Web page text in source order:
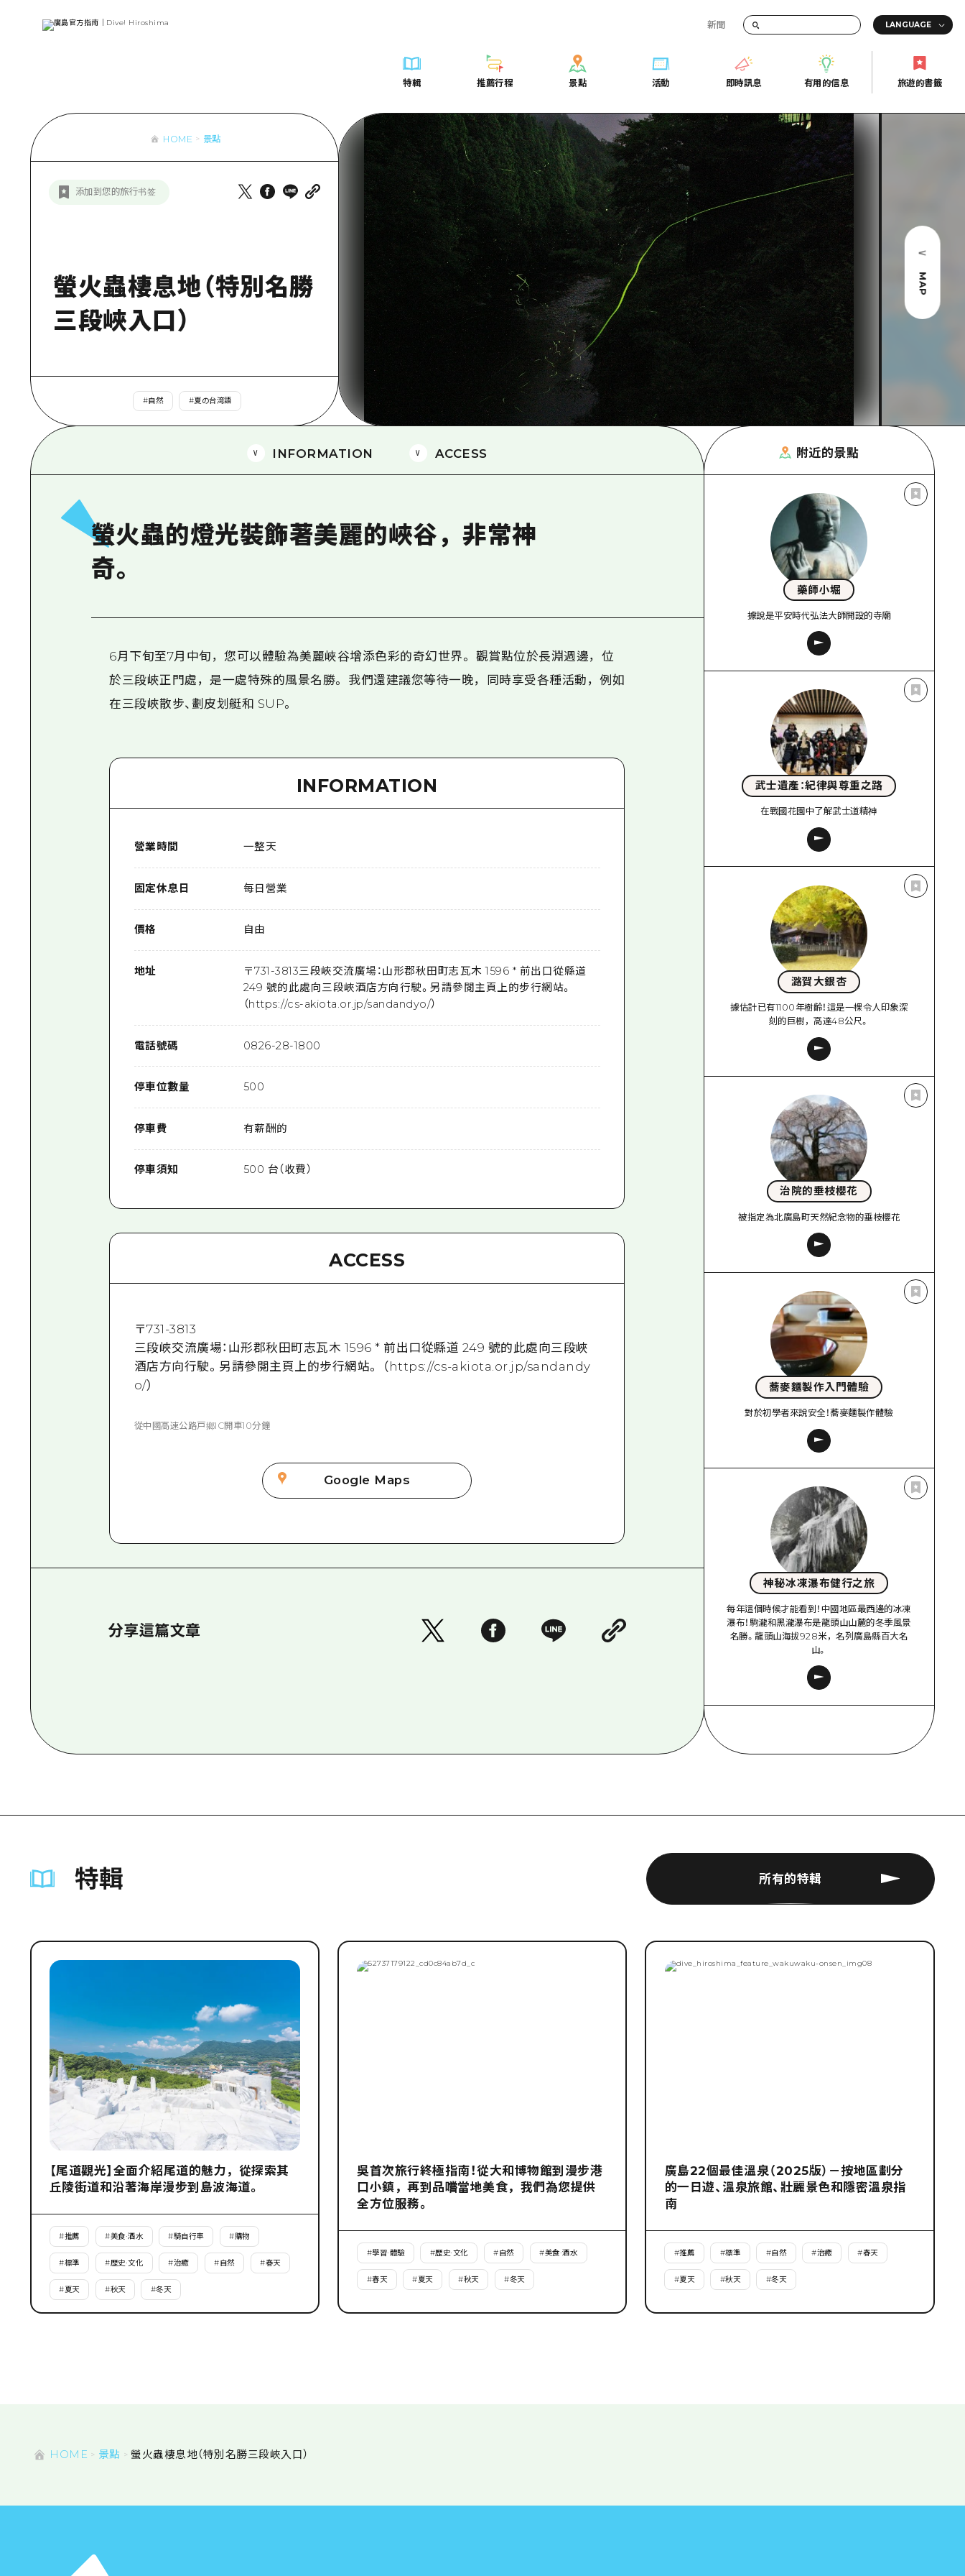
新聞
特輯
藝術
騎自行車
購物
運動
夜晚生活
世界遺產
學習·體驗
標準
歷史·文化
治癒
自然
推薦行程
Dive! Hiroshima 官方向導
廣島市內
安芸
答對了
美北
藝北
宮島周邊
短途旅行
半天
一日遊
1晚2天
2晚3天
景點
列表
廣島市內
安芸
答對了
美北
宮島周邊
東山口
愛媛
島根
活動
即時訊息
有用的信息
列表
存取
輔助流量摘要
設施擁堵
超值遊覽門票
行李寄存及運送服務
廣島好客通行證
廣島免費 Wi-Fi
面向外國遊客的街角旅遊信息中心
志願者指南
廣島視頻
常見問題
災難發生期間的交通資訊
廣島縣觀光宣傳冊
旅遊的書籤
美食·酒水 世界遺產
歷史·文化
自然
Dive! Hiroshima 官方向導
藝北
宮島周邊
東山口
2晚3天
美北
藝北
宮島周邊
東山口
愛媛
島根
超值遊覽門票
行李寄存及運送服務
廣島免費 Wi-Fi
面向外國遊客的街角旅遊信息中心
廣島視頻
災難發生期間的交通資訊
HOME 景點
添加到您的旅行书签
螢火蟲棲息地（特別名勝
三段峽入口）
#自然 #夏の台湾語
MAP
INFORMATION ACCESS
螢火蟲的燈光裝飾著美麗的峽谷，非常神
奇。
6月下旬至7月中旬，您可以體驗為美麗峽谷增添色彩的奇幻世界。 觀賞點位於長淵週邊，位
於三段峽正門處，是一處特殊的風景名勝。 我們還建議您等待一晚，同時享受各種活動，例如
在三段峽散步、劃皮划艇和 SUP。
INFORMATION
營業時間 一整天
固定休息日 每日營業
價格 自由
地址 〒731-3813三段峽交流廣場：山形郡秋田町志瓦木 1596 * 前出口從縣道
249 號的此處向三段峽酒店方向行駛。另請參閱主頁上的步行網站。
（https://cs-akiota.or.jp/sandandyo/）
電話號碼 0826-28-1800
停車位數量 500
停車費 有薪酬的
停車須知 500 台（收費）
ACCESS
〒731-3813
三段峽交流廣場：山形郡秋田町志瓦木 1596 * 前出口從縣道 249 號的此處向三段峽
酒店方向行駛。另請參閱主頁上的步行網站。 （https://cs-akiota.or.jp/sandandy
o/）
從中國高速公路戸鄉IC開車10分鐘
Google Maps
分享這篇文章
附近的景點
藥師小堀
據說是平安時代弘法大師開設的寺廟
武士遺產：紀律與尊重之路
在戰國花園中了解武士道精神
潞賀大銀杏
據估計已有1100年樹齡！這是一棵令人印象深
刻的巨樹，高達48公尺。
治院的垂枝櫻花
被指定為北廣島町天然紀念物的垂枝櫻花
蕎麥麵製作入門體驗
對於初學者來說安全！蕎麥麵製作體驗
神秘冰凍瀑布健行之旅
每年這個時候才能看到！中國地區最西邊的冰凍
瀑布！駒瀧和黑瀧瀑布是龍頭山山麓的冬季風景
名勝。龍頭山海拔928米，名列廣島縣百大名
山。
特輯 所有的特輯
【尾道觀光】全面介紹尾道的魅力，從探索其
丘陵街道和沿著海岸漫步到島波海道。
#推薦 #美食·酒水 #騎自行車 #購物
#標準 #歷史·文化 #治癒 #自然 #春天
#夏天 #秋天 #冬天
吳首次旅行終極指南！從大和博物館到漫步港
口小鎮，再到品嚐當地美食，我們為您提供
全方位服務。
#學習·體驗 #歷史·文化 #自然 #美食·酒水
#春天 #夏天 #秋天 #冬天
廣島22個最佳溫泉（2025版）－按地區劃分
的一日遊、溫泉旅館、壯麗景色和隱密溫泉指
南
#推薦 #標準 #自然 #治癒 #春天
#夏天 #秋天 #冬天
HOME 景點 螢火蟲棲息地（特別名勝三段峽入口）